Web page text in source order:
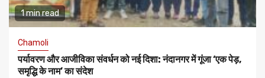
1 min read
Chamoli
पर्यावरण और आजीविका संवर्धन को नई दिशा: नंदानगर में गूंजा ‘एक पेड़,
समृद्धि के नाम’ का संदेश